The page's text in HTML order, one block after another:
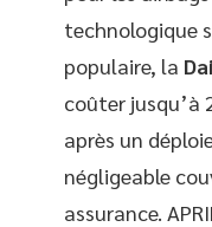
technologique
populaire, la
coûter jusqu’à
après un
négligeable
assurance.